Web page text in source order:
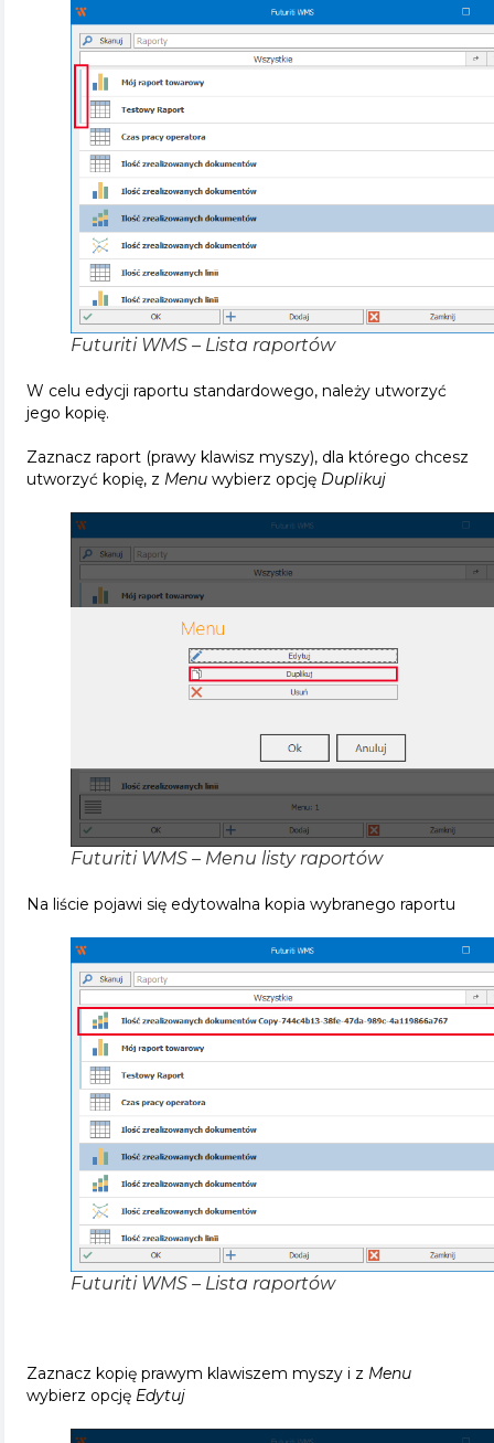
Futuriti WMS – Lista raportów
W celu edycji raportu standardowego, należy utworzyć
jego kopię.
Zaznacz raport (prawy klawisz myszy), dla którego chcesz
utworzyć kopię, z Menu wybierz opcję Duplikuj
Futuriti WMS – Menu listy raportów
Na liście pojawi się edytowalna kopia wybranego raportu
Futuriti WMS – Lista raportów
Zaznacz kopię prawym klawiszem myszy i z Menu
wybierz opcję Edytuj